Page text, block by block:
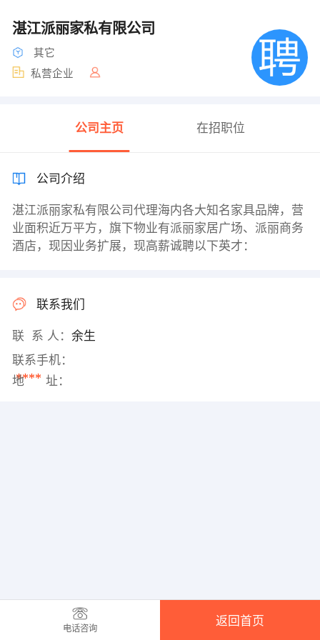
湛江派丽家私有限公司
其它
私营企业
公司主页 在招职位
公司介绍
湛江派丽家私有限公司代理海内各大知名家具品牌，营
业面积近万平方，旗下物业有派丽家居广场、派丽商务
酒店，现因业务扩展，现高薪诚聘以下英才：
联系我们
联 系 人： 余生
联系手机：
****
地 址：
电话咨询
返回首页